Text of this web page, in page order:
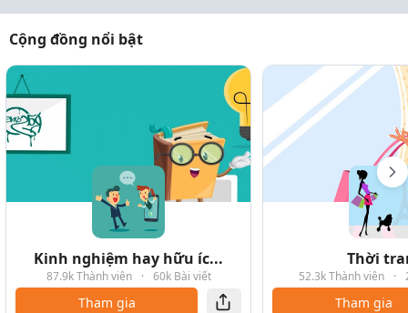
Cộng đồng nổi bật
Kinh nghiệm hay hữu íc...
87.9k Thành viên · 60k Bài viết
Tham gia
Thời
52.3k Thành viên ·
Tham gia